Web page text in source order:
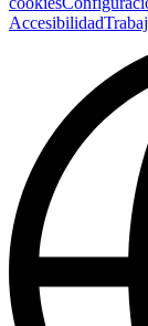
Accesibilidad